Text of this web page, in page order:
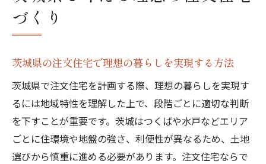
家づくり初心者必見の段階別ガイド
初めての家づくりで知るべき資金計画の基
注文住宅の土地選びで押さえたいチェック
項目
茨城県で家づくりを始める前の準備と心構
え
づくり
茨城県の注文住宅で理想の暮らしを実現する方法
茨城県で注文住宅を計画する際、理想の暮らしを実現す
るには地域特性を理解した上で、段階ごとに適切な判断
を下すことが重要です。茨城はつくばや水戸などエリア
ごとに住環境や地盤の強さ、利便性が異なるため、土地
選びから慎重に進める必要があります。注文住宅ならで